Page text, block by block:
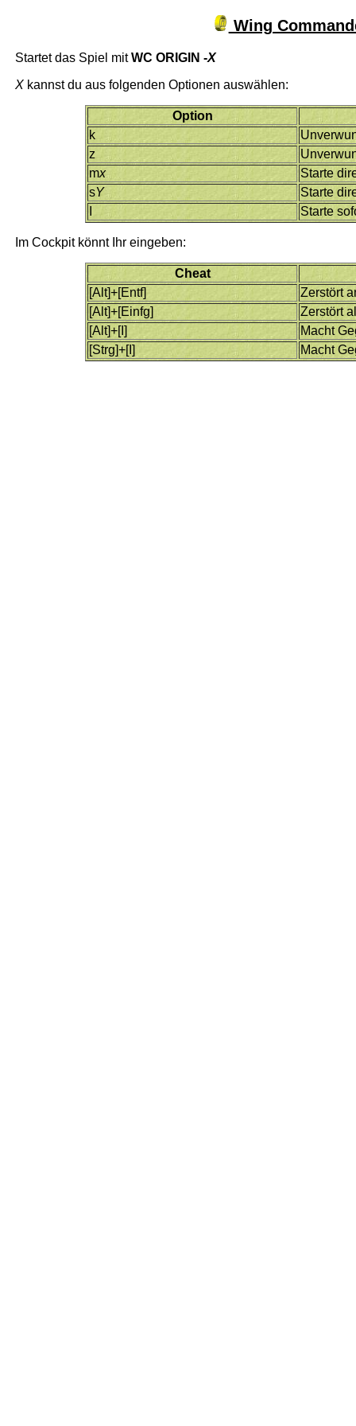
Wing
Startet das Spiel mitWC ORIGIN -X
Xkannst du aus folgenden Optionen auswählen:
Option
k
z
mx
Starte
sY
Starte
Starte
Im Cockpit könnt Ihr eingeben:
Cheat
[Alt]+[Entf]
Zerstört
[Alt]+[Einfg]
Zerstört
[Alt]+[I]
Macht
[Strg]+[I]
Macht